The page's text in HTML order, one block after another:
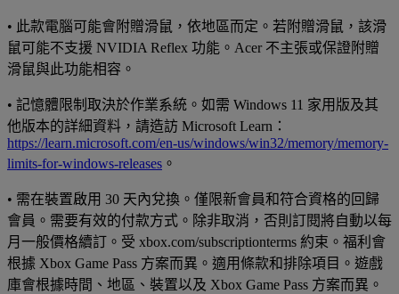
• 此款電腦可能會附贈滑鼠，依地區而定。若附贈滑鼠，該滑
鼠可能不支援 NVIDIA Reflex 功能。Acer 不主張或保證附贈
滑鼠與此功能相容。
• 記憶體限制取決於作業系統。如需 Windows 11 家用版及其
他版本的詳細資料，請造訪 Microsoft Learn：
https://learn.microsoft.com/en-us/windows/win32/memory/memory-
limits-for-windows-releases 。
• 需在裝置啟用 30 天內兌換。僅限新會員和符合資格的回歸
會員。需要有效的付款方式。除非取消，否則訂閱將自動以每
月一般價格續訂。受 xbox.com/subscriptionterms 約束。福利會
根據 Xbox Game Pass 方案而異。適用條款和排除項目。遊戲
庫會根據時間、地區、裝置以及 Xbox Game Pass 方案而異。